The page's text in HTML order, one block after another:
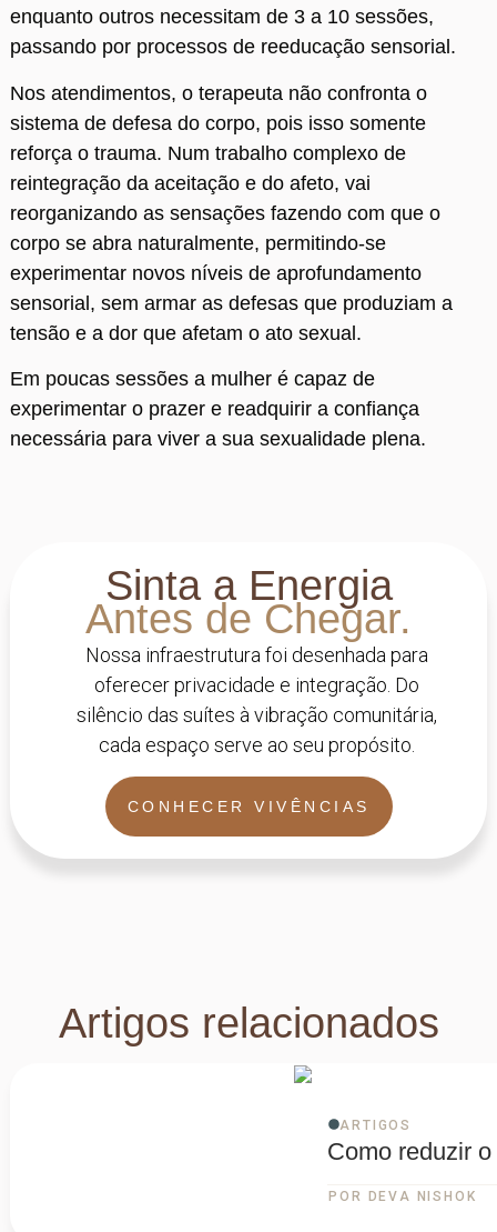
enquanto outros necessitam de 3 a 10 sessões,
passando por processos de reeducação sensorial.
Nos atendimentos, o terapeuta não confronta o
sistema de defesa do corpo, pois isso somente
reforça o trauma. Num trabalho complexo de
reintegração da aceitação e do afeto, vai
reorganizando as sensações fazendo com que o
corpo se abra naturalmente, permitindo-se
experimentar novos níveis de aprofundamento
sensorial, sem armar as defesas que produziam a
tensão e a dor que afetam o ato sexual.
Em poucas sessões a mulher é capaz de
experimentar o prazer e readquirir a confiança
necessária para viver a sua sexualidade plena.
Sinta a Energia
Antes de Chegar.
Nossa infraestrutura foi desenhada para
oferecer privacidade e integração. Do
silêncio das suítes à vibração comunitária,
cada espaço serve ao seu propósito.
CONHECER VIVÊNCIAS
Artigos relacionados
ARTIGOS
Como reduzir
POR DEVA NISHOK